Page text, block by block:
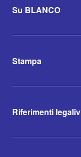
Su BLANCO
Stampa
Riferimenti legaliv